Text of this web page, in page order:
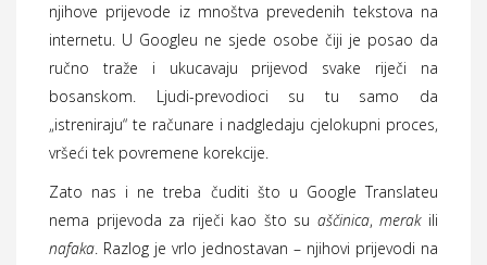
njihove prijevode iz mnoštva prevedenih tekstova na
internetu. U Googleu ne sjede osobe čiji je posao da
ručno traže i ukucavaju prijevod svake riječi na
bosanskom. Ljudi-prevodioci su tu samo da
„istreniraju“ te računare i nadgledaju cjelokupni proces,
vršeći tek povremene korekcije.
Zato nas i ne treba čuditi što u Google Translateu
nema prijevoda za riječi kao što su aščinica,merak ili
nafaka. Razlog je vrlo jednostavan – njihovi prijevodi na